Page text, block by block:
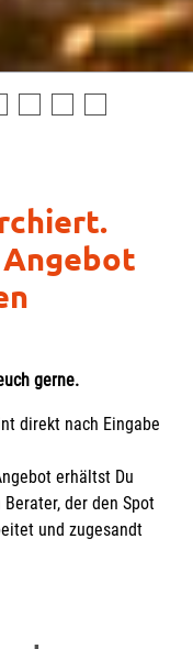
gerne.
direkt nach Eingabe
erhältst Du
der den Spot
und zugesandt